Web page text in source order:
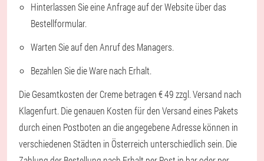
Hinterlassen Sie eine Anfrage auf der Website über das
Bestellformular.
Warten Sie auf den Anruf des Managers.
Bezahlen Sie die Ware nach Erhalt.
Die Gesamtkosten der Creme betragen € 49 zzgl. Versand nach
Klagenfurt. Die genauen Kosten für den Versand eines Pakets
durch einen Postboten an die angegebene Adresse können in
verschiedenen Städten in Österreich unterschiedlich sein. Die